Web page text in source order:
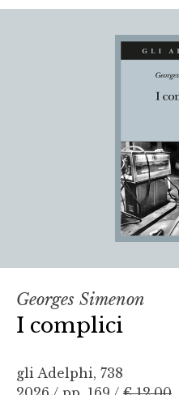
Georges Simenon
I complici
gli Adelphi, 738